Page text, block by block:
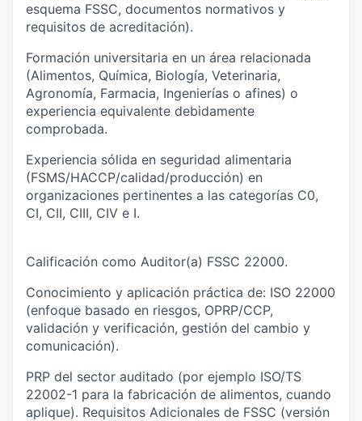
esquema FSSC, documentos normativos y
requisitos de acreditación).
Formación universitaria en un área relacionada
(Alimentos, Química, Biología, Veterinaria,
Agronomía, Farmacia, Ingenierías o afines) o
experiencia equivalente debidamente
comprobada.
Experiencia sólida en seguridad alimentaria
(FSMS/HACCP/calidad/producción) en
organizaciones pertinentes a las categorías C0,
CI, CII, CIII, CIV e I.
Calificación como Auditor(a) FSSC 22000.
Conocimiento y aplicación práctica de: ISO 22000
(enfoque basado en riesgos, OPRP/CCP,
validación y verificación, gestión del cambio y
comunicación).
PRP del sector auditado (por ejemplo ISO/TS
22002-1 para la fabricación de alimentos, cuando
aplique). Requisitos Adicionales de FSSC (versión